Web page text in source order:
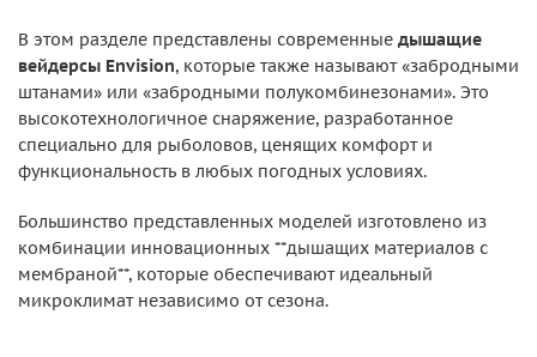
В этом разделе представлены современные дышащие
вейдерсы Envision, которые также называют «забродными
штанами» или «забродными полукомбинезонами». Это
высокотехнологичное снаряжение, разработанное
специально для рыболовов, ценящих комфорт и
функциональность в любых погодных условиях.
Большинство представленных моделей изготовлено из
комбинации инновационных **дышащих материалов с
мембраной**, которые обеспечивают идеальный
микроклимат независимо от сезона.